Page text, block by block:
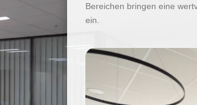
Bereichen bringen eine
ein.